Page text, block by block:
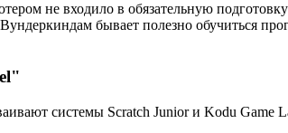
не входило в обязательную
бывает полезно обучиться
системы Scratch Junior и Kodu Game